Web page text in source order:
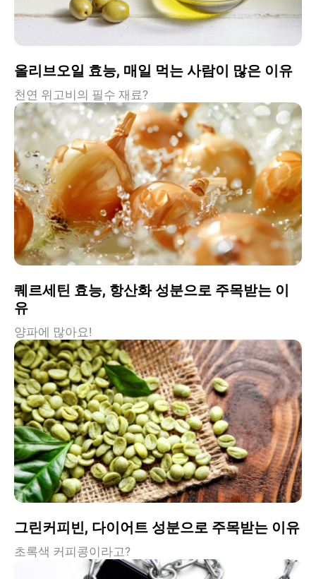
올리브오일 효능, 매일 먹는 사람이 많은 이유
천연 위고비의 필수 재료?
퀘르세틴 효능, 항산화 성분으로 주목받는 이
유
양파에 많아요!
그린커피빈, 다이어트 성분으로 주목받는 이유
초록색 커피콩이라고?